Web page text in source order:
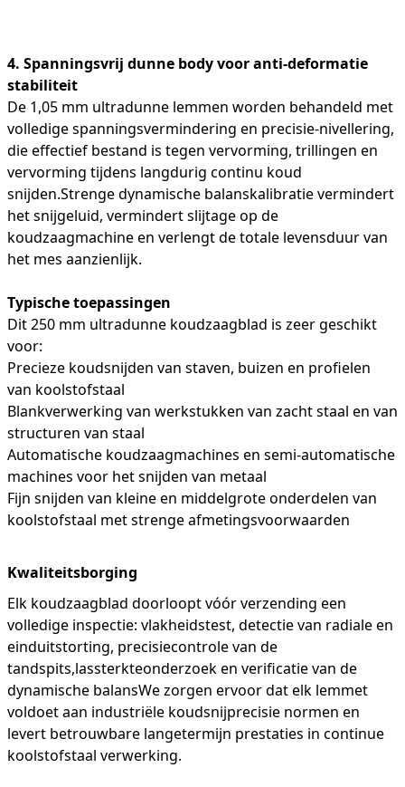
4. Spanningsvrij dunne body voor anti-deformatie
stabiliteit
De 1,05 mm ultradunne lemmen worden behandeld met
volledige spanningsvermindering en precisie-nivellering,
die effectief bestand is tegen vervorming, trillingen en
vervorming tijdens langdurig continu koud
snijden.Strenge dynamische balanskalibratie vermindert
het snijgeluid, vermindert slijtage op de
koudzaagmachine en verlengt de totale levensduur van
het mes aanzienlijk.
Typische toepassingen
Dit 250 mm ultradunne koudzaagblad is zeer geschikt
voor:
Precieze koudsnijden van staven, buizen en profielen
van koolstofstaal
Blankverwerking van werkstukken van zacht staal en van
structuren van staal
Automatische koudzaagmachines en semi-automatische
machines voor het snijden van metaal
Fijn snijden van kleine en middelgrote onderdelen van
koolstofstaal met strenge afmetingsvoorwaarden
Kwaliteitsborging
Elk koudzaagblad doorloopt vóór verzending een
volledige inspectie: vlakheidstest, detectie van radiale en
einduitstorting, precisiecontrole van de
tandspits,lassterkteonderzoek en verificatie van de
dynamische balansWe zorgen ervoor dat elk lemmet
voldoet aan industriële koudsnijprecisie normen en
levert betrouwbare langetermijn prestaties in continue
koolstofstaal verwerking.